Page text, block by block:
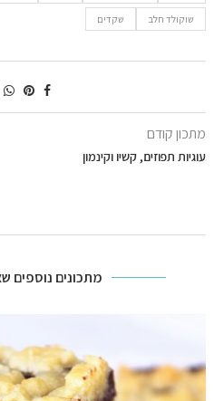
שוקולד חלב שקדים
מתכון קודם
עוגיות תפוזים, קשיו וקינמון
מתכונים נוספים